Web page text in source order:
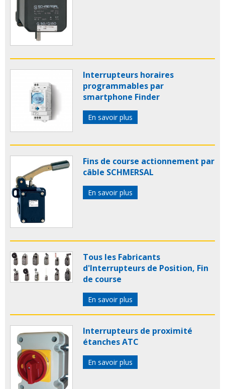
Interrupteurs horaires
programmables par
smartphone Finder
En savoir plus
Fins de course actionnement par
câble SCHMERSAL
En savoir plus
Tous les Fabricants
d'Interrupteurs de Position, Fin
de course
En savoir plus
Interrupteurs de proximité
étanches ATC
En savoir plus